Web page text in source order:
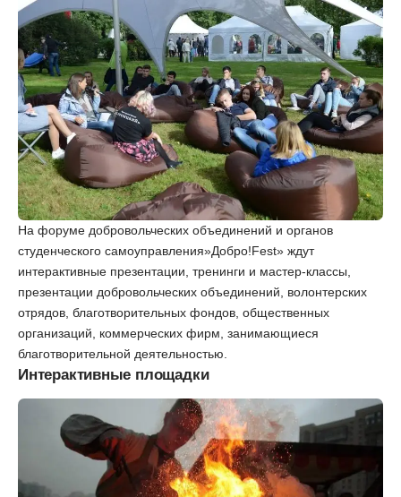
На форуме добровольческих объединений и органов
студенческого самоуправления»Добро!Fest» ждут
интерактивные презентации, тренинги и мастер-классы,
презентации добровольческих объединений, волонтерских
отрядов, благотворительных фондов, общественных
организаций, коммерческих фирм, занимающиеся
благотворительной деятельностью.
Интерактивные площадки